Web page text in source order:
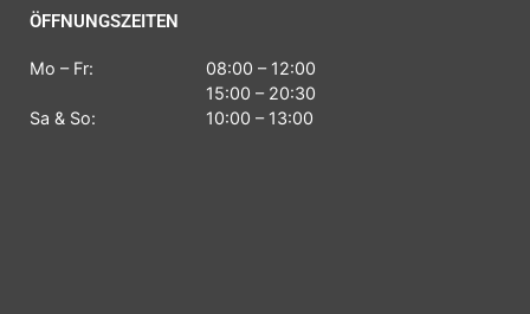
ÖFFNUNGSZEITEN
Mo – Fr:
08:00 – 12:00
15:00 – 20:30
Sa & So:
10:00 – 13:00